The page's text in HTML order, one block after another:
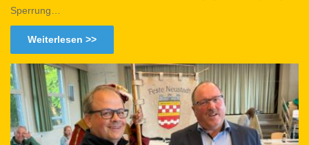
Sperrung…
Weiterlesen >>